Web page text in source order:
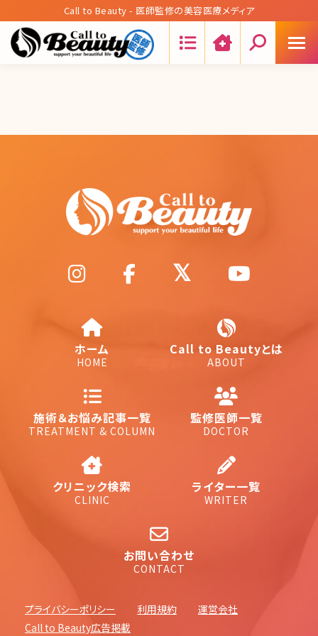
Call to Beauty - 医師監修の美容医療メディア
ホーム
HOME
Call to Beautyとは
ABOUT
施術＆お悩み記事一覧
TREATMENT & COLUMN
監修医師一覧
DOCTOR
クリニック検索
CLINIC
ライター一覧
WRITER
お問い合わせ
CONTACT
プライバシーポリシー 利用規約
運営会社
Call to Beauty広告掲載